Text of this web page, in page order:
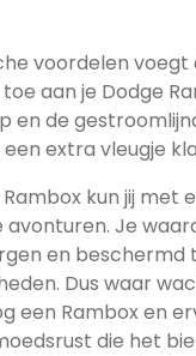
voordelen voegt
aan je Dodge
en de
extra vleugje
kun jij met
avonturen. Je
en beschermd
Dus waar
een Rambox en
die het